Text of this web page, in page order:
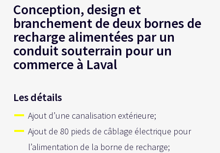
Conception, design et
branchement de deux bornes de
recharge alimentées par un
conduit souterrain pour un
commerce à Laval
Les détails
Ajout d’une canalisation extérieure;
Ajout de 80 pieds de câblage électrique pour
l’alimentation de la borne de recharge;